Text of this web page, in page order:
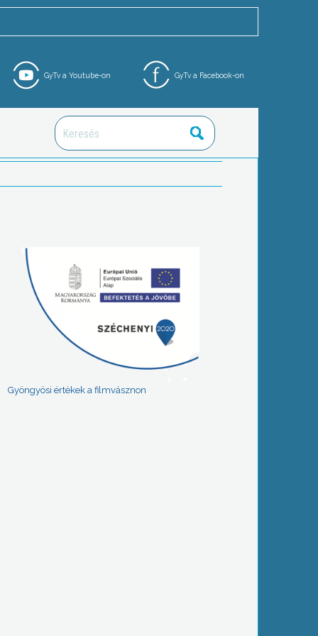
GyTv a Facebook-on
GyTv a Youtube-on
Gyöngyösi értékek a filmvásznon